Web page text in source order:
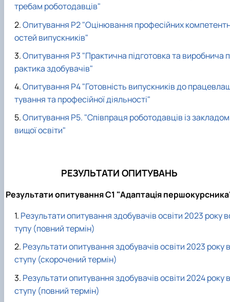
требам роботодавців"
Опитування Р2 "Оцінювання професійних
остей випускників"
Опитування Р3 "Практична підготовка та виробнича п
рактика здобувачів"
Опитування Р4 "Готовність випускників до
тування та професійної діяльності"
Опитування Р5. "Співпраця роботодавців із закладом
вищої освіти"
РЕЗУЛЬТАТИ ОПИТУВАНЬ
Результати опитування С1 "Адаптація
Результати опитування здобувачів освіти 2023 року
тупу (повний термін)
Результати опитування здобувачів освіти 2023 року в
ступу (скорочений термін)
Результати опитування здобувачів освіти 2024 року в
ступу (повний термін)